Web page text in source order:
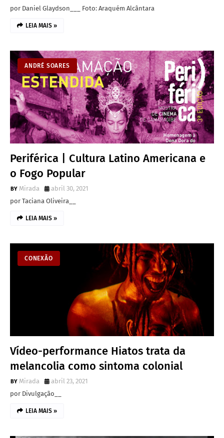
por Daniel Glaydson___ Foto: Araquém Alcântara
LEIA MAIS »
ANDRÉ SOARES
Periférica | Cultura Latino Americana e
o Fogo Popular
Mirada
abril 30, 2021
por Taciana Oliveira__
LEIA MAIS »
CONEXÃO
Vídeo-performance Hiatos trata da
melancolia como sintoma colonial
Mirada
abril 23, 2021
por Divulgação__
LEIA MAIS »